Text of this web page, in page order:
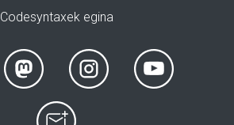
Codesyntaxek egina